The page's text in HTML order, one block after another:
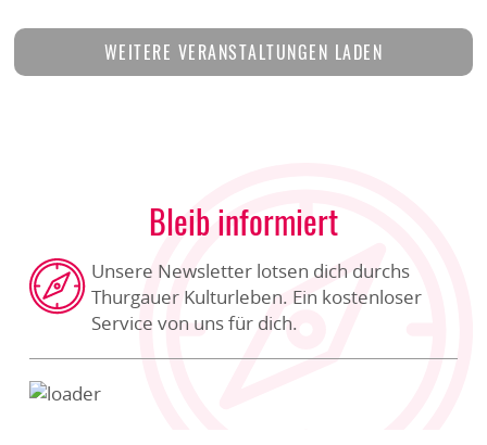
Bleib informiert
Unsere Newsletter lotsen dich durchs
Thurgauer Kulturleben. Ein kostenloser
Service von uns für dich.